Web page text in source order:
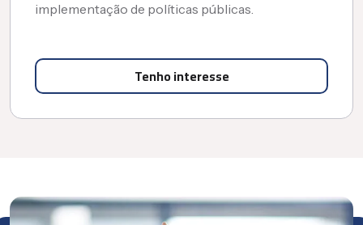
implementação de políticas públicas.
Tenho interesse